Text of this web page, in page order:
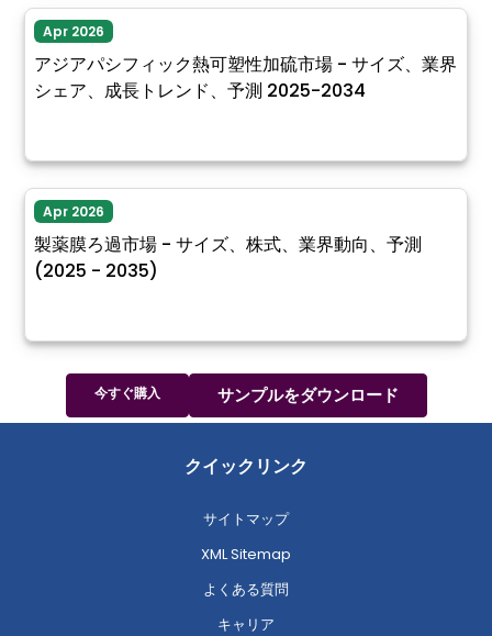
Apr 2026
アジアパシフィック熱可塑性加硫市場 - サイズ、業界
シェア、成長トレンド、予測 2025-2034
Apr 2026
製薬膜ろ過市場 - サイズ、株式、業界動向、予測
(2025 - 2035)
今すぐ購入 サンプルをダウンロード
クイックリンク
サイトマップ
XML Sitemap
よくある質問
キャリア